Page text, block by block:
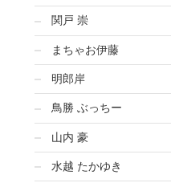
関戸 崇
まちゃお伊藤
明郎岸
鳥勝 ぶっちー
山内 豪
水越 たかゆき